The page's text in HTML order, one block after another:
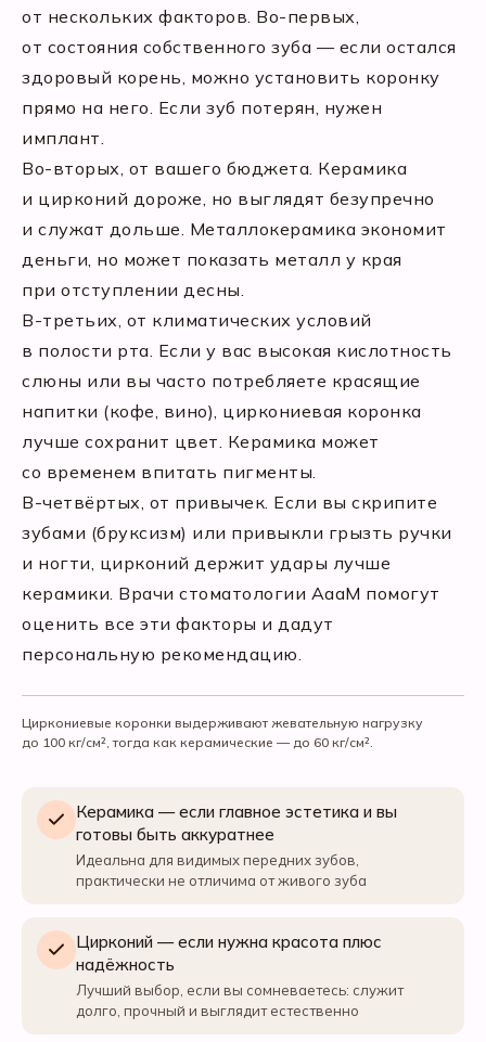
от нескольких факторов. Во-первых,
от состояния собственного зуба — если остался
здоровый корень, можно установить коронку
прямо на него. Если зуб потерян, нужен
имплант.
Во-вторых, от вашего бюджета. Керамика
и цирконий дороже, но выглядят безупречно
и служат дольше. Металлокерамика экономит
деньги, но может показать металл у края
при отступлении десны.
В-третьих, от климатических условий
в полости рта. Если у вас высокая кислотность
слюны или вы часто потребляете красящие
напитки (кофе, вино), циркониевая коронка
лучше сохранит цвет. Керамика может
со временем впитать пигменты.
В-четвёртых, от привычек. Если вы скрипите
зубами (бруксизм) или привыкли грызть ручки
и ногти, цирконий держит удары лучше
керамики. Врачи стоматологии АааМ помогут
оценить все эти факторы и дадут
персональную рекомендацию.
Циркониевые коронки выдерживают жевательную нагрузку
до 100 кг/см², тогда как керамические — до 60 кг/см².
Керамика — если главное эстетика и вы
готовы быть аккуратнее
Идеальна для видимых передних зубов,
практически не отличима от живого зуба
Цирконий — если нужна красота плюс
надёжность
Лучший выбор, если вы сомневаетесь: служит
долго, прочный и выглядит естественно